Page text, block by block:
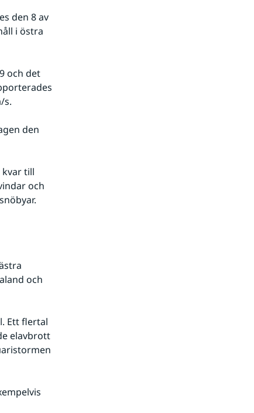
den 8 av
i östra
och det
s.
den
till
och
och
Ett flertal
elavbrott